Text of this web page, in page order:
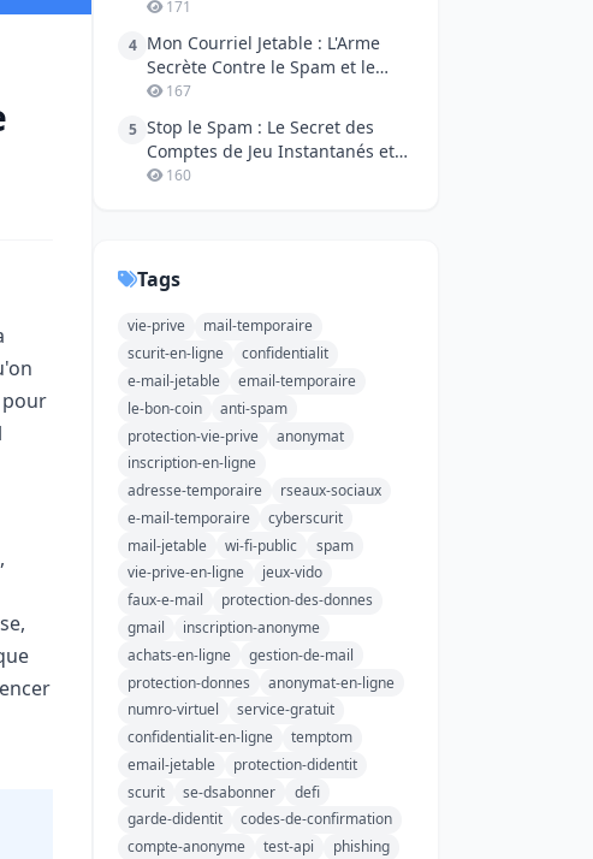
pour
,
temporaire
171
4 Mon Courriel Jetable : L'Arme
Secrète Contre le Spam et le
Phishing
167
5 Stop le Spam : Le Secret des
Comptes de Jeu Instantanés et
Anonymes !
160
Tags
vie-prive
mail-temporaire
scurit-en-ligne
confidentialit
e-mail-jetable
email-temporaire
le-bon-coin
anti-spam
protection-vie-prive
anonymat
inscription-en-ligne
adresse-temporaire
rseaux-sociaux
e-mail-temporaire
cyberscurit
mail-jetable
wi-fi-public
spam
vie-prive-en-ligne
jeux-vido
faux-e-mail
protection-des-donnes
gmail
inscription-anonyme
achats-en-ligne
gestion-de-mail
protection-donnes
anonymat-en-ligne
numro-virtuel
service-gratuit
confidentialit-en-ligne
temptom
email-jetable
protection-didentit
scurit
se-dsabonner
defi
garde-didentit
codes-de-confirmation
compte-anonyme
test-api
phishing